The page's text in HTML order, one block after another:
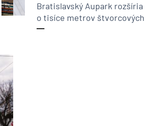
Bratislavský Aupark rozšíria
o tisíce metrov štvorcových